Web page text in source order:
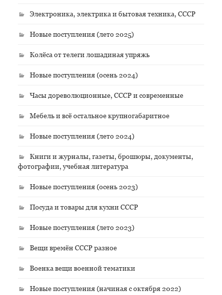
Электроника, электрика и бытовая техника, СССР
Новые поступления (лето 2025)
Колёса от телеги лошадиная упряжь
Новые поступления (осень 2024)
Часы дореволюционные, СССР и современные
Мебель и всё остальное крупногабаритное
Новые поступления (лето 2024)
Книги и журналы, газеты, брошюры, документы,
фотографии, учебная литература
Новые поступления (осень 2023)
Посуда и товары для кухни СССР
Новые поступления (лето 2023)
Вещи времён СССР разное
Военка вещи военной тематики
Новые поступления (начиная с октября 2022)